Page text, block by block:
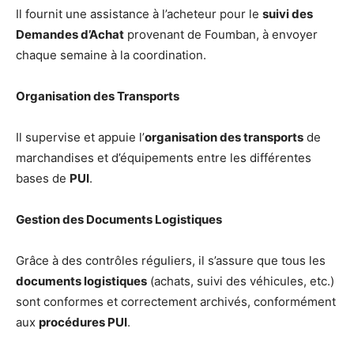
Il fournit une assistance à l’acheteur pour le suivi des
Demandes d’Achat provenant de Foumban, à envoyer
chaque semaine à la coordination.
Organisation des Transports
Il supervise et appuie l’organisation des transports de
marchandises et d’équipements entre les différentes
bases de PUI.
Gestion des Documents Logistiques
Grâce à des contrôles réguliers, il s’assure que tous les
documents logistiques (achats, suivi des véhicules, etc.)
sont conformes et correctement archivés, conformément
aux procédures PUI.